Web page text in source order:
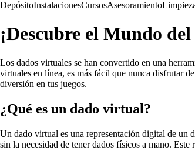
DepósitoInstalacionesCursosAsesoramiento
¡Descubre el Mundo
Los dados virtuales se han convertido en una
virtuales en línea, es más fácil que nunca disfrutar
diversión en tus juegos.
¿Qué es un dado virtual?
Un dado virtual es una representación digital de un
sin la necesidad de tener dados físicos a mano.